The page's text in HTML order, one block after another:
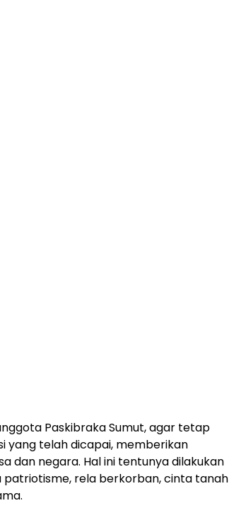
Paskibraka Sumut, agar tetap
yang telah dicapai, memberikan
dan negara. Hal ini tentunya dilakukan
patriotisme, rela berkorban, cinta tanah